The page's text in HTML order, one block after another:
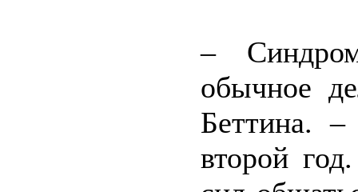
–
обычное
Беттина.
второй